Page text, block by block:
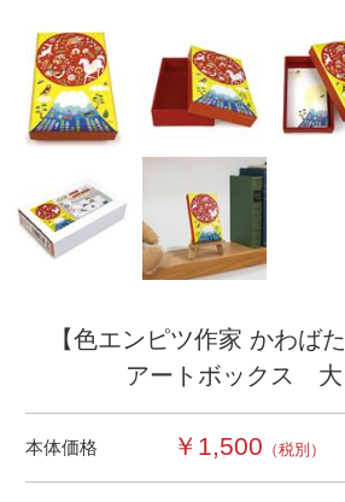
【色エンピツ作家 かわば
アートボックス 大
本体価格 ￥1,500 （税別）